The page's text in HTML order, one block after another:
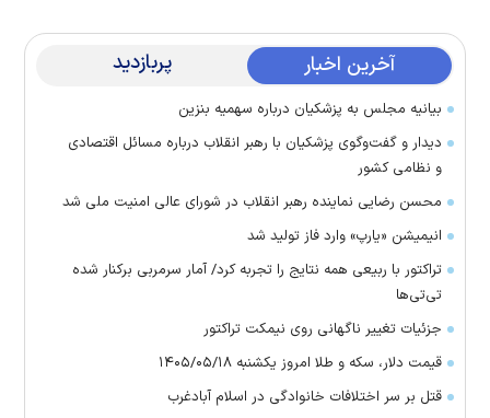
آخرین اخبار پربازدید
بیانیه مجلس به پزشکیان درباره سهمیه بنزین
دیدار و گفت‌وگوی پزشکیان با رهبر انقلاب درباره مسائل اقتصادی
و نظامی کشور
محسن رضایی نماینده رهبر انقلاب در شورای عالی امنیت ملی شد
انیمیشن «یارپ» وارد فاز تولید شد
تراکتور با ربیعی همه نتایج را تجربه کرد/ آمار سرمربی برکنار شده
تی‌تی‌ها
جزئیات تغییر ناگهانی روی نیمکت تراکتور
قیمت دلار، سکه و طلا امروز یکشنبه ۱۴۰۵/۰۵/۱۸
قتل بر سر اختلافات خانوادگی در اسلام آبادغرب